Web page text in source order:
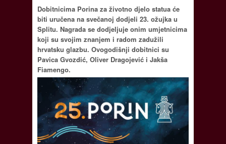
Dobitnicima Porina za životno djelo statua će
biti uručena na svečanoj dodjeli 23. ožujka u
Splitu. Nagrada se dodjeljuje onim umjetnicima
koji su svojim znanjem i radom zadužili
hrvatsku glazbu. Ovogodišnji dobitnici su
Pavica Gvozdić, Oliver Dragojević i Jakša
Fiamengo.